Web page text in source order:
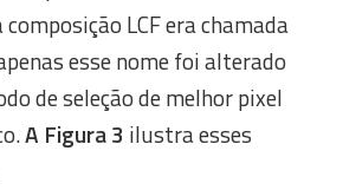
LCF era chamada
esse nome foi alterado
de seleção de melhor pixel
A Figura 3 ilustra esses